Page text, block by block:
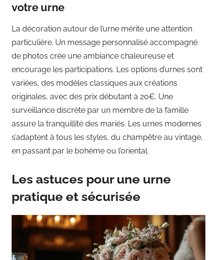
votre urne
La décoration autour de l’urne mérite une attention
particulière. Un message personnalisé accompagné
de photos crée une ambiance chaleureuse et
encourage les participations. Les options d’urnes sont
variées, des modèles classiques aux créations
originales, avec des prix débutant à 20€. Une
surveillance discrète par un membre de la famille
assure la tranquillité des mariés. Les urnes modernes
s’adaptent à tous les styles, du champêtre au vintage,
en passant par le bohème ou l’oriental.
Les astuces pour une urne
pratique et sécurisée